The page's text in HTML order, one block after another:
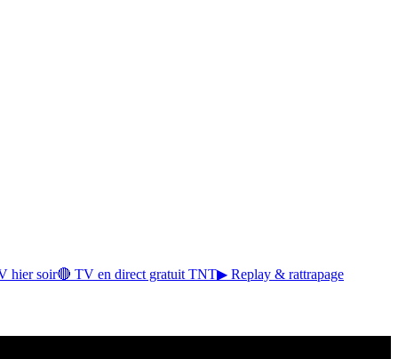
hier soir🔴 TV en direct gratuit TNT▶ Replay & rattrapage